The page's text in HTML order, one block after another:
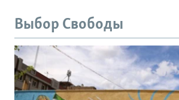
Выбор Свободы